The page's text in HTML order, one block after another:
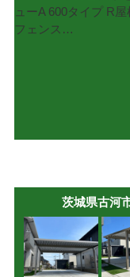
ューA 600タイプ R
フェンス…
茨城県古河